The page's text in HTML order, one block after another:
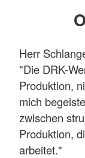
Herr
"Die DRK-
Produktion,
mich
zwischen
Produktion,
arbeitet."